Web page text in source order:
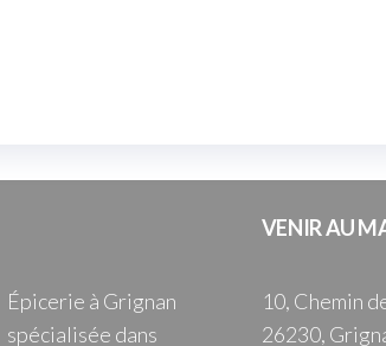
VENIR AU
Épicerie à Grignan
spécialisée dans
10, Chemin
26230,